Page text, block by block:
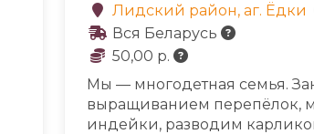
Лидский район, аг. Ёдки
Вся Беларусь
50,00 р.
Мы — многодетная семья.
выращиванием перепёлок,
индейки, разводим